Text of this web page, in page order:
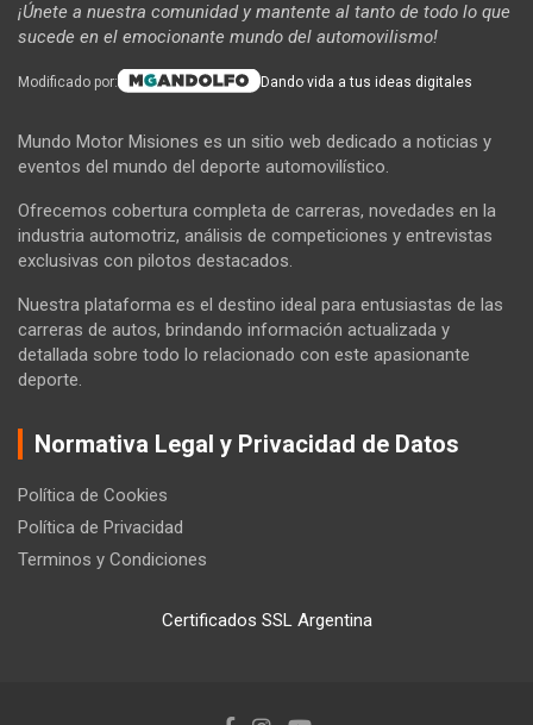
¡Únete a nuestra comunidad y mantente al tanto de todo lo que
sucede en el emocionante mundo del automovilismo!
Modificado por: Dando vida a tus ideas digitales
Mundo Motor Misiones es un sitio web dedicado a noticias y
eventos del mundo del deporte automovilístico.
Ofrecemos cobertura completa de carreras, novedades en la
industria automotriz, análisis de competiciones y entrevistas
exclusivas con pilotos destacados.
Nuestra plataforma es el destino ideal para entusiastas de las
carreras de autos, brindando información actualizada y
detallada sobre todo lo relacionado con este apasionante
deporte.
Normativa Legal y Privacidad de Datos
Política de Cookies
Política de Privacidad
Terminos y Condiciones
Certificados SSL Argentina